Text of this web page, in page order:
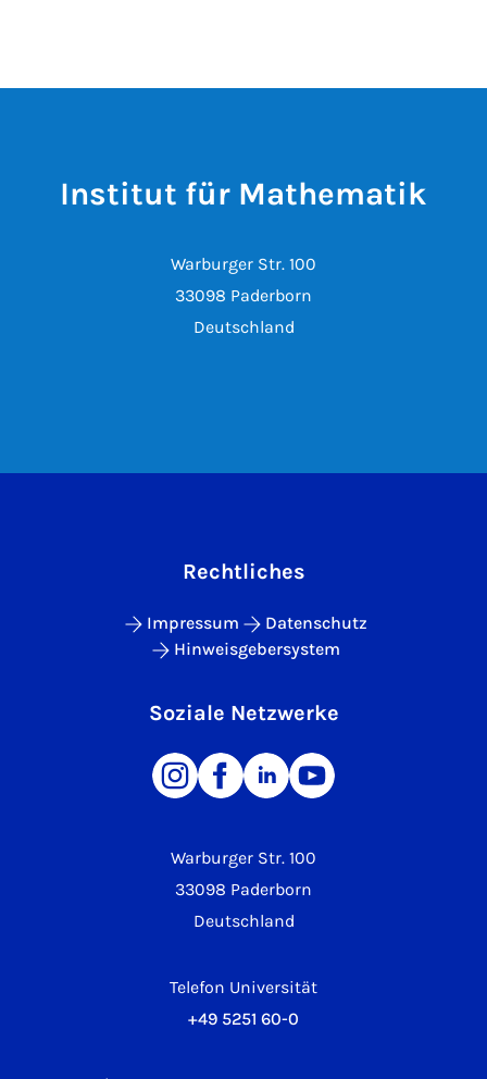
Institut für Mathematik
Warburger Str. 100
33098 Paderborn
Deutschland
Warburger Str. 100
33098 Paderborn
Deutschland
Telefon Universität
+49 5251 60-0
Rechtliches
Impressum
Datenschutz
Hinweisgebersystem
Soziale Netzwerke